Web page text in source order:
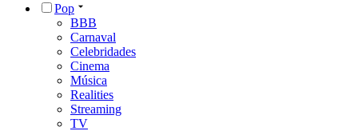
Pop
BBB
Carnaval
Celebridades
Cinema
Música
Realities
Streaming
TV